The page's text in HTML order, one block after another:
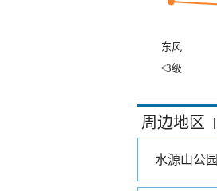
东风
<3级
周边地区 |
水源山公园